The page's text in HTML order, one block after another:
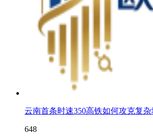
云南首条时速350高铁如何攻克复
648